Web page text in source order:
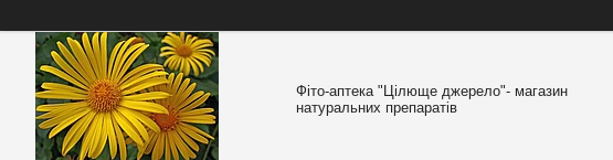
Фіто-аптека "Цілюще джерело"- магазин
натуральних препаратів